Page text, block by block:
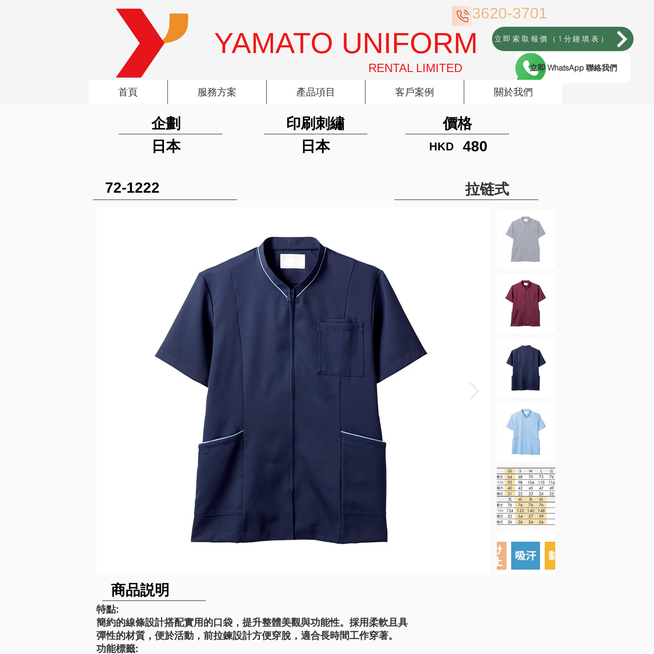
3620-3701
YAMATO UNIFORM
RENTAL LIMITED
立即索取報價（1分鐘填表）
立即 WhatsApp 聯絡我們
首頁 服務方案 產品項目 客戶案例 關於我們
企劃
日本
印刷刺繡
日本
價格
HKD 480
72-1222 拉链式
​商品説明
特點:
簡約的線條設計搭配實用的口袋，提升整體美觀與功能性。採用柔軟且具
彈性的材質，便於活動，前拉鍊設計方便穿脫，適合長時間工作穿著。
功能標籤: